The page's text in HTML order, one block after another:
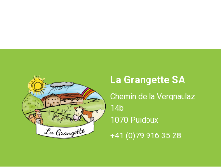
La Grangette SA
Chemin de la Vergnaulaz
14b
1070 Puidoux
+41 (0)79 916 35 28